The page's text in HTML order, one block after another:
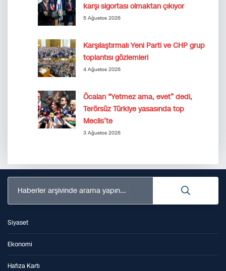
karşı sigortası olmaktan çıkıyor
5 Ağustos 2026
Karşılaştırmalı Yeni Parti ve CHP grup
toplantısı gözlemleri
4 Ağustos 2026
Öcalan “Yetmez ama, evet” dedi,
Terörsüz Türkiye yasasında top
Meclis’te
3 Ağustos 2026
Haberler arşivinde arama yapın...
Siyaset
Ekonomi
Hafıza Kartı